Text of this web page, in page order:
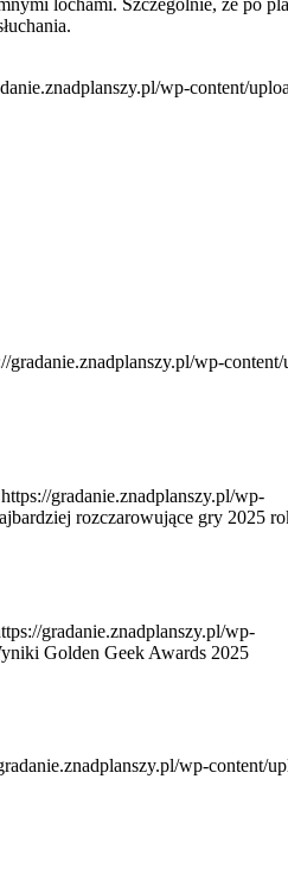
lochami. Szczególnie, że po
wp-content/
gradanie.znadplanszy.pl/wp-
https://gradanie.znadplanszy.pl/wp-
rozczarowujące gry 2025
gradanie.znadplanszy.pl/wp-
Golden Geek Awards 2025
wp-content/